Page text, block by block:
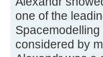
one of the
considered by